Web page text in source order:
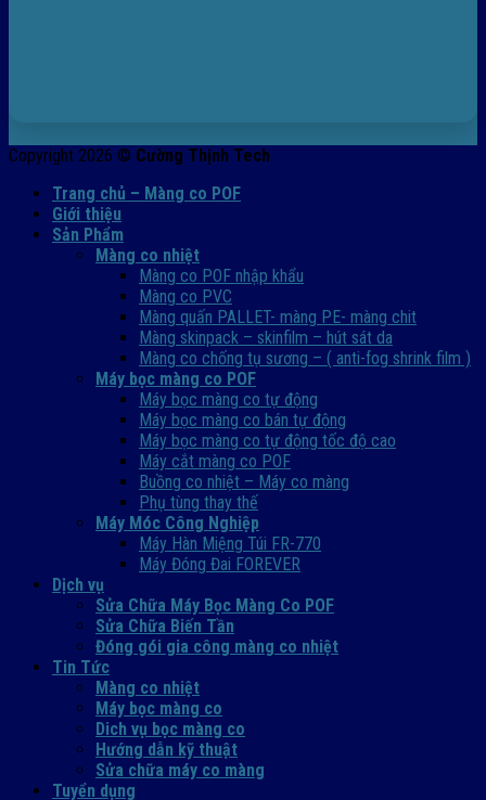
Copyright 2026 © Cường Thịnh Tech
Trang chủ – Màng co POF
Giới thiệu
Sản Phẩm
Màng co nhiệt
Màng co POF nhập khẩu
Màng co PVC
Màng quấn PALLET- màng PE- màng chit
Màng skinpack – skinfilm – hút sát da
Màng co chống tụ sương – ( anti-fog shrink film )
Máy bọc màng co POF
Máy bọc màng co tự động
Máy bọc màng co bán tự động
Máy bọc màng co tự động tốc độ cao
Máy cắt màng co POF
Buồng co nhiệt – Máy co màng
Phụ tùng thay thế
Máy Móc Công Nghiệp
Máy Hàn Miệng Túi FR-770
Máy Đóng Đai FOREVER
Dịch vụ
Sửa Chữa Máy Bọc Màng Co POF
Sửa Chữa Biến Tần
Đóng gói gia công màng co nhiệt
Tin Tức
Màng co nhiệt
Máy bọc màng co
Dich vụ bọc màng co
Hướng dẫn kỹ thuật
Sửa chữa máy co màng
Tuyển dụng